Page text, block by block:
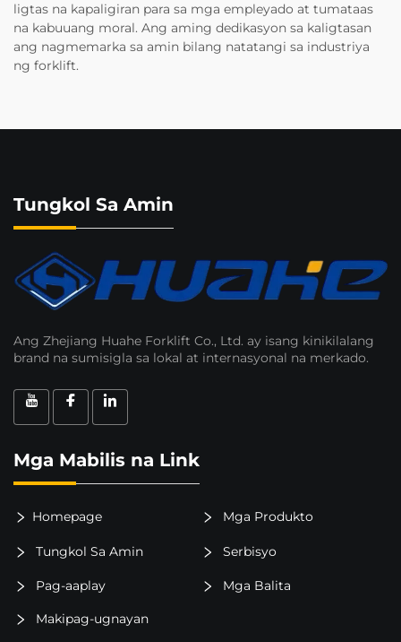
ligtas na kapaligiran para sa mga empleyado at tumataas
na kabuuang moral. Ang aming dedikasyon sa kaligtasan
ang nagmemarka sa amin bilang natatangi sa industriya
ng forklift.
Tungkol Sa Amin
Ang Zhejiang Huahe Forklift Co., Ltd. ay isang kinikilalang
brand na sumisigla sa lokal at internasyonal na merkado.
Mga Mabilis na Link
Homepage Mga Produkto
Tungkol Sa Amin Serbisyo
Pag-aaplay Mga Balita
Makipag-ugnayan